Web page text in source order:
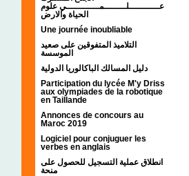
عـــــــــــلــــــــمــــــــــــي علوم
الحياة والارض
Une journée inoubliable
التلاميذ المتفوقين على صعيد
الموسسة
دليل المسالك الباكالوريا الدولية
Participation du lycée M'y Driss
aux olympiades de la robotique
en Taillande
Annonces de concours au
Maroc 2019
Logiciel pour conjuguer les
verbes en anglais
انطلاق عملية التسجيل للحصول على
منحة